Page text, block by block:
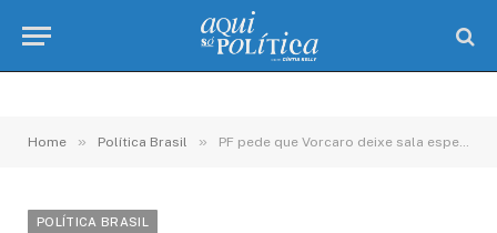
Home » Política Brasil » PF pede que Vorcaro deixe sala especial em Brasília após nova rejeição à delação
POLÍTICA BRASIL